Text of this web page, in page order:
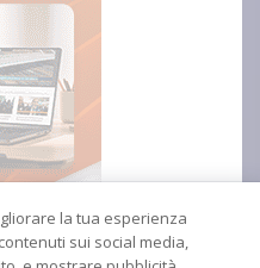
la tua esperienza
sui social media,